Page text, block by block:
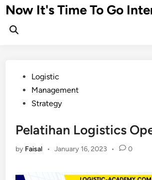
Skip
to
content
Now It's Time To Go
PostedLogistic
Management
Strategy
Pelatihan Logistics
by Faisal • January 16, 2023 • 0